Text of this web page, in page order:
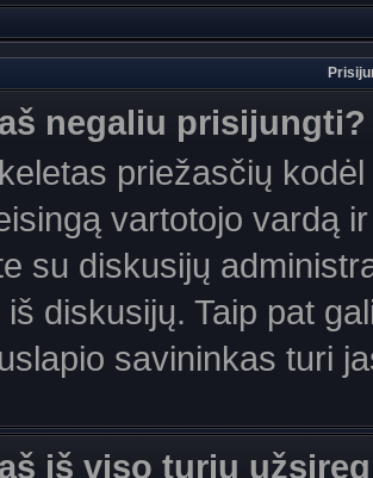
negaliu prisijungti?
priežasčių
vartotojo vardą
su diskusijų
diskusijų. Taip pat
savininkas turi
iš viso turiu